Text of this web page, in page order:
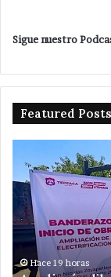
Sigue nuestro
Featured Posts